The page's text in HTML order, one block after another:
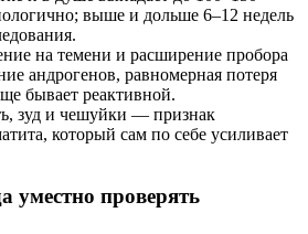
выше и дольше 6–12 недель
на темени и расширение пробора
андрогенов, равномерная потеря
бывает реактивной.
зуд и чешуйки — признак
который сам по себе усиливает
уместно проверять